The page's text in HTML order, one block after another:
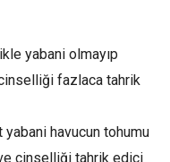
yabani olmayıp
fazlaca tahrik
yabani havucun tohumu
cinselliği tahrik edici